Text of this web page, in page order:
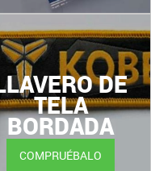
DE
TELA
BORDADA
COMPRUÉBALO